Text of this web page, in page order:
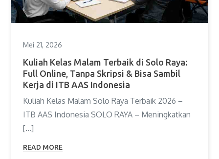
Mei 21, 2026
Kuliah Kelas Malam Terbaik di Solo Raya:
Full Online, Tanpa Skripsi & Bisa Sambil
Kerja di ITB AAS Indonesia
Kuliah Kelas Malam Solo Raya Terbaik 2026 –
ITB AAS Indonesia SOLO RAYA – Meningkatkan
[…]
READ MORE